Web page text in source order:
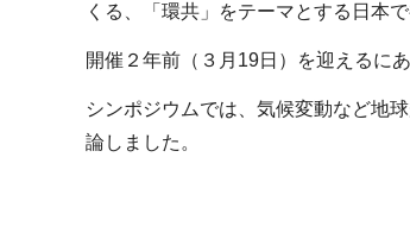
くる、「環共」をテーマとする日本
開催２年前（３月19日）を迎えるに
シンポジウムでは、気候変動など地
論しました。